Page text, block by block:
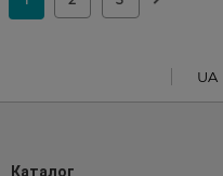
UA
Каталог